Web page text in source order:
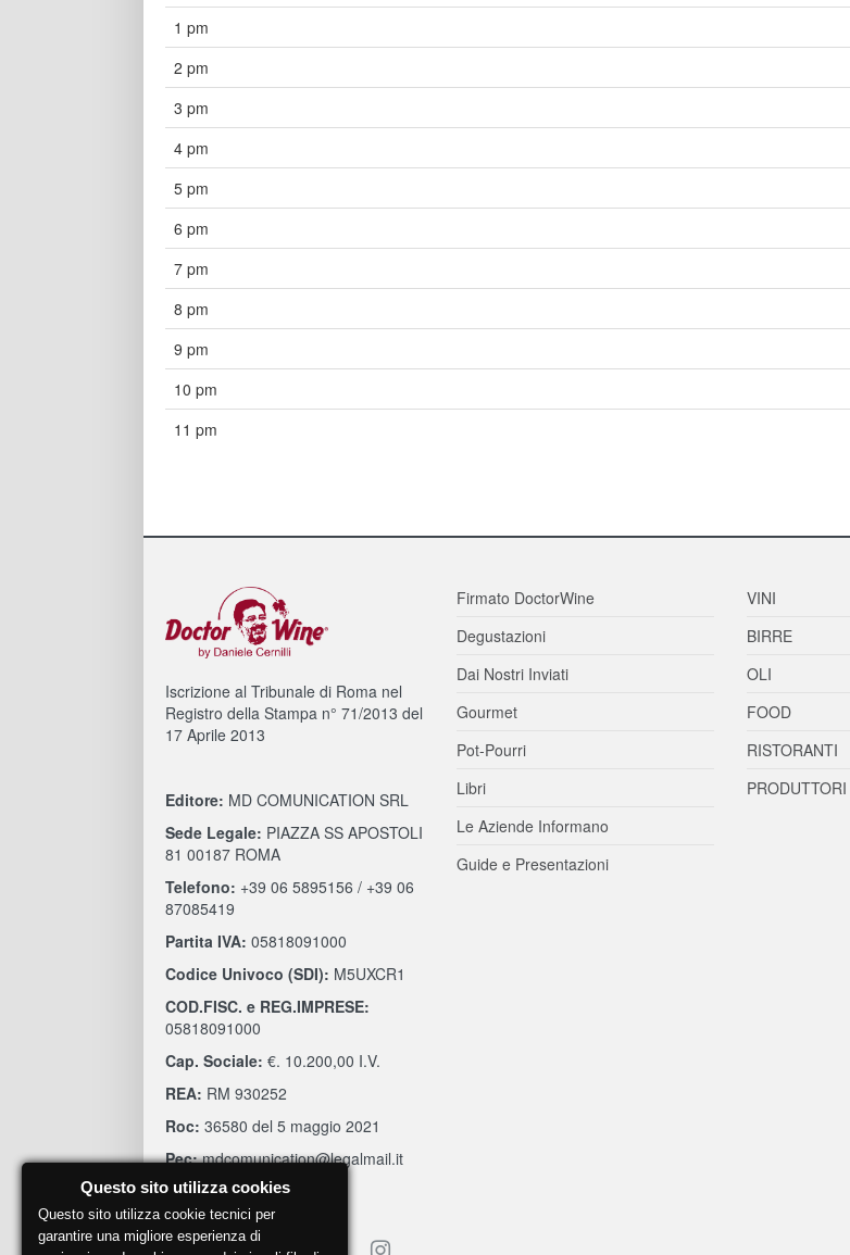
1 pm
2 pm
3 pm
4 pm
5 pm
6 pm
7 pm
8 pm
9 pm
10 pm
11 pm
Iscrizione al Tribunale di Roma nel
Registro della Stampa n° 71/2013 del
17 Aprile 2013
Editore: MD COMUNICATION SRL
Sede Legale: PIAZZA SS APOSTOLI
81 00187 ROMA
Telefono: +39 06 5895156 / +39 06
87085419
Partita IVA: 05818091000
Codice Univoco (SDI): M5UXCR1
COD.FISC. e REG.IMPRESE:
05818091000
Cap. Sociale: €. 10.200,00 I.V.
REA: RM 930252
Roc: 36580 del 5 maggio 2021
Pec:mdcomunication@legalmail.it
Firmato DoctorWine
Degustazioni
Dai Nostri Inviati
Gourmet
Pot-Pourri
Libri
Le Aziende Informano
Guide e Presentazioni
VINI
BIRRE
OLI
FOOD
RISTORANTI
PRODUTTORI
Questo sito utilizza cookies
Questo sito utilizza cookie tecnici per
garantire una migliore esperienza di